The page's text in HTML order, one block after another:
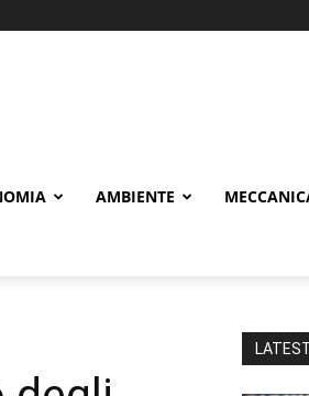
AMBIENTE